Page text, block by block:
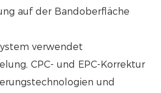
auf der Bandoberfläche
verwendet
CPC- und EPC-Korrektur
und